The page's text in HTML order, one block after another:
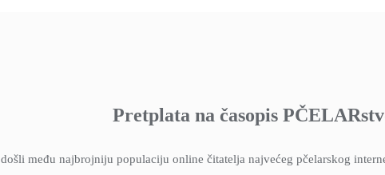
Pretplata na časopis
među najbrojniju populaciju online čitatelja najvećeg pčelarskog